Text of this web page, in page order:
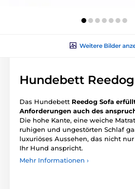
Weitere Bilder
Hundebett
Das Hundebett Reedog Sofa
Anforderungen auch des
Die hohe Kante, eine weiche
ruhigen und ungestörten Schlaf
luxuriöses Aussehen, das nicht
Ihr Hund anspricht.
Mehr Informationen ›